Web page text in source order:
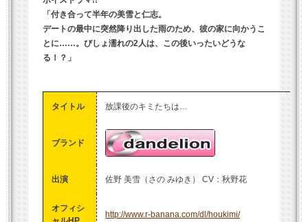
「付き合って半年の美雪と仁志。
デートの最中に突然降り出した雨のため、彼の家に向かうこ
とに……。びしょ濡れの2人は、この後いったいどうな
る！？」
タイトル 放課後のキミたちは…
ブランド
出演 佐野 美雪（さの みゆき） CV：秋野花
オフィシ
http://www.r-banana.com/dl/houkimi/